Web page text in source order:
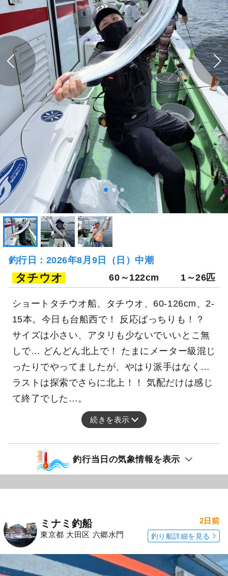
釣行日：2026年8月9日（日）中潮
タチウオ 60～122cm 1～26匹
ショートタチウオ船、タチウオ、60-126cm、2-
15本。今日も台船西で！ 反応ばっちりも！？
サイズは小さい、アタリも少ないでいいとこ無
しで… どんどん北上で！ たまにメーター級混じ
ったりでやってましたが、やはり派手はなく…
ラストは探索でさらに北上！！ 気配だけは感じ
て終了でした…。
続きを表示
釣行当日の気象情報を表示
ミナミ釣船
東京都 大田区 六郷水門
2日前
釣り船詳細を見る